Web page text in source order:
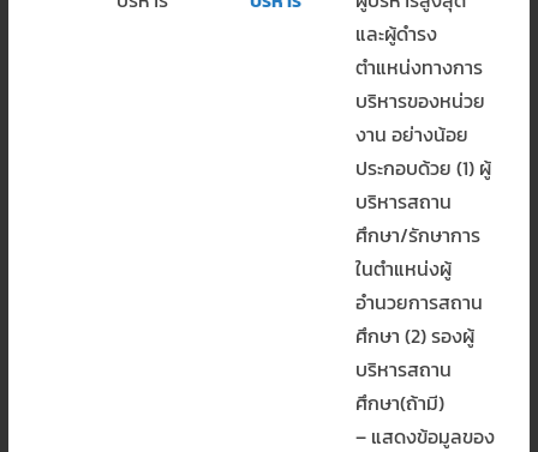
และผู้ดำรง
ตำแหน่งทางการ
บริหารของหน่วย
งาน อย่างน้อย
ประกอบด้วย (1) ผู้
บริหารสถาน
ศึกษา/รักษาการ
ในตำแหน่งผู้
อำนวยการสถาน
ศึกษา (2) รองผู้
บริหารสถาน
ศึกษา(ถ้ามี)
– แสดงข้อมูลของ